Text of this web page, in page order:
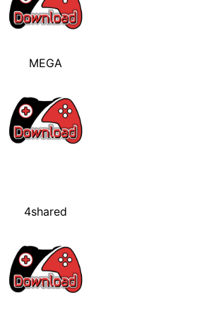
MEGA
4shared